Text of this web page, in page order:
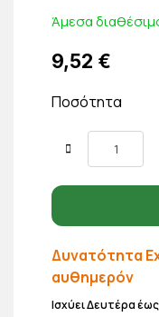
Άμεσα
9,52 €
Ποσότητα
Δυνατότητα
αυθημερόν
Ισχύει Δευτέρα